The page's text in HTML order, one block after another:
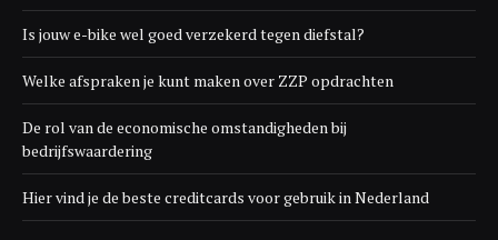
Is jouw e-bike wel goed verzekerd tegen diefstal?
Welke afspraken je kunt maken over ZZP opdrachten
De rol van de economische omstandigheden bij
bedrijfswaardering
Hier vind je de beste creditcards voor gebruik in Nederland